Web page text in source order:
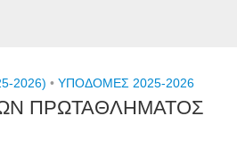
2026) • ΥΠΟΔΟΜΕΣ 2025-2026
ΠΡΩΤΑΘΛΗΜΑΤΟΣ